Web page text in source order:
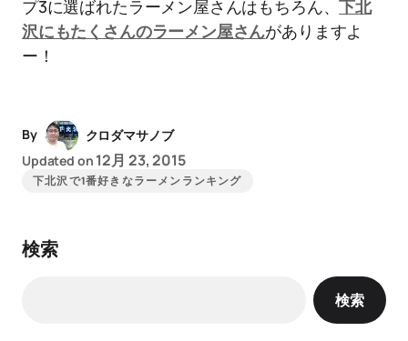
プ3に選ばれたラーメン屋さんはもちろん、下北
沢にもたくさんのラーメン屋さんがありますよ
ー！
By
クロダマサノブ
Updated on 12月 23, 2015
下北沢で1番好きなラーメンランキング
検索
検索